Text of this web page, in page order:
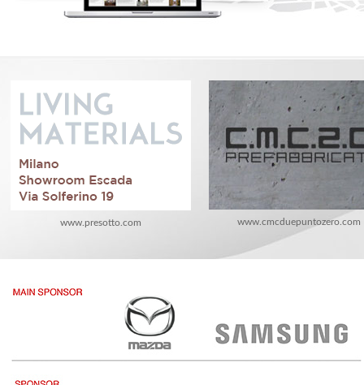
www.presotto.com www.cmcduepuntozero.com